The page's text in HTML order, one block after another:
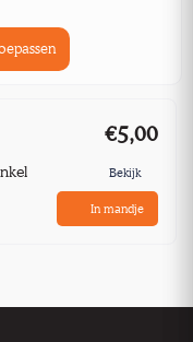
€5,00
Bekijk
In mandje